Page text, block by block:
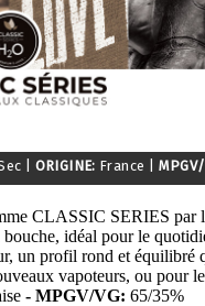
ORIGINE: France
CLASSIC SERIES par
bouche, idéal pour le
un profil rond et équilibré
vapoteurs, ou pour
- MPGV/VG: 65/35%